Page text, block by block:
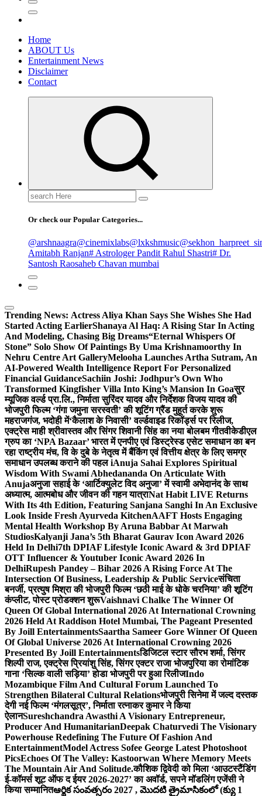
Home
ABOUT Us
Entertainment News
Disclaimer
Contact
Search
for:
Or check our Popular Categories...
@arshnaagra@cinemixlabs@lxkshmusic
Amitabh Ranjan# Astrologer Pandit Rahul Shastri# Dr.
Santosh Raosaheb Chavan mumbai
Trending News: Actress Aliya Khan Says She Wishes She Had
Started Acting EarlierShanaya Al Haq: A Rising Star In Acting
And Modeling, Chasing Big Dreams“Eternal Whispers Of
Stone” Solo Show Of Paintings By Uma Krishnamoorthy In
Nehru Centre Art GalleryMelooha Launches Artha Sutram, An
AI-Powered Wealth Intelligence Report For Personalized
Financial GuidanceSachiin Joshi: Jodhpur’s Own Who
Transformed Kingfisher Villa Into King’s Mansion In Goaसुर
म्यूजिक वर्ल्ड प्रा.लि., निर्माता सुरिंदर यादव और निर्देशक विजय यादव की
भोजपुरी फिल्म ‘गंगा जमुना सरस्वती’ की शूटिंग ग्रैंड मुहूर्त करके शुरू
महराजगंज, भदोही में‘कैलाश के निवासी’ वर्ल्डवाइड रिकॉर्ड्स पर रिलीज,
एक्ट्रेस माही श्रीवास्तव और सिंगर शिवानी सिंह का नया बोलबम गीतवीकेडीएल
ग्रुप का ‘NPA Bazaar’ भारत में एनपीए एवं डिस्ट्रेस्ड एसेट समाधान का बन
रहा राष्ट्रीय मंच, वि के दुबे के नेतृत्व में बैंकिंग एवं वित्तीय क्षेत्र के लिए समग्र
समाधान उपलब्ध कराने की पहल iAnuja Sahai Explores Spiritual
Wisdom With Swami Abhedananda On Articulate With
Anujaअनुजा सहाई के ‘आर्टिक्युलेट विद अनुजा’ में स्वामी अभेदानंद के साथ
अध्यात्म, आत्मबोध और जीवन की गहन यात्राNat Habit LIVE Returns
With Its 4th Edition, Featuring Sanjana Sanghi In An Exclusive
Look Inside Fresh Ayurveda KitchenAAFT Hosts Engaging
Mental Health Workshop By Aruna Babbar At Marwah
StudiosKalyanji Jana’s 5th Bharat Gaurav Icon Award 2026
Held In Delhi7th DPIAF Lifestyle Iconic Award & 3rd DPIAF
OTT Influencer & Youtuber Iconic Award 2026 In
DelhiRupesh Pandey – Bihar 2026 A Rising Force At The
Intersection Of Business, Leadership & Public Serviceसंचिता
बनर्जी, प्रत्युष मिश्रा की भोजपुरी फिल्म ‘छठी माई के धोके चरनिया’ की शूटिंग
कंप्लीट, पोस्ट प्रोडक्शन शुरूVaishnavi Chalke The Winner Of
Queen Of Global International 2026 At International Crowning
2026 Held At Raddison Hotel Mumbai, The Pageant Presented
By Joill EntertainmentsSaartha Sameer Gore Winner Of Queen
Of Global Universe 2026 At International Crowning 2026
Presented By Joill Entertainmentsडिजिटल स्टार सौरभ शर्मा, सिंगर
शिल्पी राज, एक्ट्रेस प्रियांशु सिंह, सिंगर एक्टर राजा भोजपुरिया का रोमांटिक
गाना ‘सिल्क वाली सड़िया’ होडा भोजपुरी पर हुआ रिलीजIndo
Mozambique Film And Cultural Forum Launched To
Strengthen Bilateral Cultural Relationsभोजपुरी सिनेमा में जल्द दस्तक
देगी नई फिल्म ‘मंगलसूत्र’, निर्माता रत्नाकर कुमार ने किया
ऐलानSureshchandra Awasthi A Visionary Entrepreneur,
Producer And HumanitarianDeepak Chaturvedi The Visionary
Powerhouse Redefining The Future Of Fashion And
EntertainmentModel Actress Sofee George Latest Photoshoot
PicsEchoes Of The Valley: Kastoorwan Where Memory Meets
The Mountain Air And Solitude.कौशिक द्विवेदी को मिला ‘आउटस्टैंडिंग
ई-कॉमर्स शूट ऑफ द ईयर 2026-2027’ का अवॉर्ड, सपने मॉडलिंग एजेंसी ने
किया सम्मानितఆర్థిక సంవత్సరం 2027 , మొదటి త్రైమాసికంలో (క్యు 1